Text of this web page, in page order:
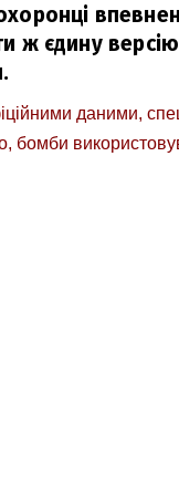
ж єдину
даними,
бомби